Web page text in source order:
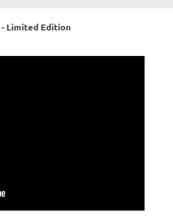
Limited Edition